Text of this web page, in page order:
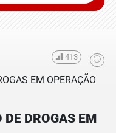
413
DROGAS EM